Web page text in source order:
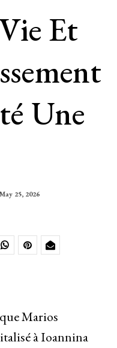
Et
Une
25, 2026
Marios
à Ioannina